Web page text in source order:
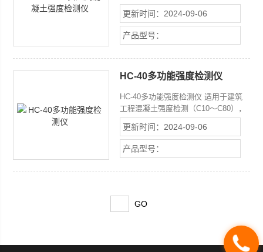
用于砌体砂浆强度检测和混凝土强度检
测。采用杠杆式加力方法，把测钉贯入
至砂浆中，通过钉子的贯入深度与测强
曲线来换算砂浆抗压强度的一种新型现
更新时间：2024-09-06
产品型号：
HC-40多功能强度检测仪
HC-40多功能强度检测仪 适用于建筑
工程混凝土强度检测（C10～C80），
外墙饰面砖粘结强度等有关抗拉拔强度
的现场检测。 混凝土强度检测时利用
后装拔出法原理，通过测定置于混凝土
内锚固件的拔出力来计算混凝土强度。
更新时间：2024-09-06
产品型号：